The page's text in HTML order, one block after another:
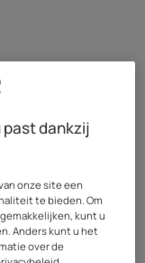
microbioom ons
al te graag een
precies in?
microscopisch
past dankzij
onze site een
te bieden. Om
kunt u
Anders kunt u het
over de